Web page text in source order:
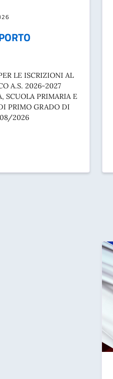
LE ISCRIZIONI AL
A.S. 2026-2027
SCUOLA PRIMARIA E
PRIMO GRADO DI
2026